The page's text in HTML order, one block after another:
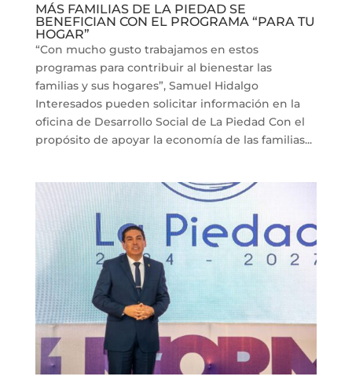
MÁS FAMILIAS DE LA PIEDAD SE
BENEFICIAN CON EL PROGRAMA “PARA TU
HOGAR”
“Con mucho gusto trabajamos en estos
programas para contribuir al bienestar las
familias y sus hogares”, Samuel Hidalgo
Interesados pueden solicitar información en la
oficina de Desarrollo Social de La Piedad Con el
propósito de apoyar la economía de las familias...